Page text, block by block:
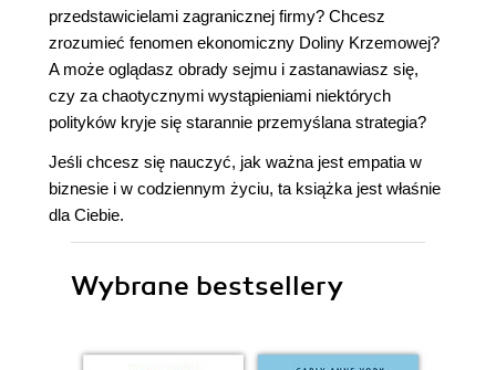
przedstawicielami zagranicznej firmy? Chcesz
zrozumieć fenomen ekonomiczny Doliny Krzemowej?
A może oglądasz obrady sejmu i zastanawiasz się,
czy za chaotycznymi wystąpieniami niektórych
polityków kryje się starannie przemyślana strategia?
Jeśli chcesz się nauczyć, jak ważna jest empatia w
biznesie i w codziennym życiu, ta książka jest właśnie
dla Ciebie.
Wybrane bestsellery